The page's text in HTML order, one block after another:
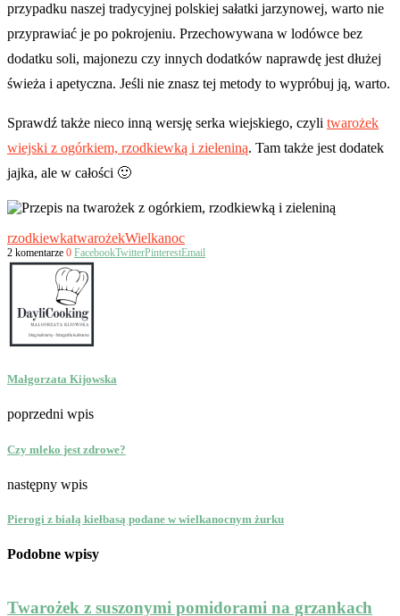
przypadku naszej tradycyjnej polskiej sałatki jarzynowej, warto nie
przyprawiać je po pokrojeniu. Przechowywana w lodówce bez
dodatku soli, majonezu czy innych dodatków naprawdę jest dłużej
świeża i apetyczna. Jeśli nie znasz tej metody to wypróbuj ją, warto.
Sprawdź także nieco inną wersję serka wiejskiego, czyli twarożek
wiejski z ogórkiem, rzodkiewką i zieleniną. Tam także jest dodatek
jajka, ale w całości 🙂
rzodkiewkatwarożekWielkanoc
2 komentarze 0 FacebookTwitterPinterestEmail
Małgorzata Kijowska
poprzedni wpis
Czy mleko jest zdrowe?
następny wpis
Pierogi z białą kiełbasą podane w wielkanocnym żurku
Podobne wpisy
Twarożek z suszonymi pomidorami na grzankach